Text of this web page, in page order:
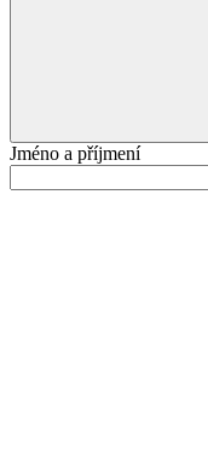
Jméno a příjmení